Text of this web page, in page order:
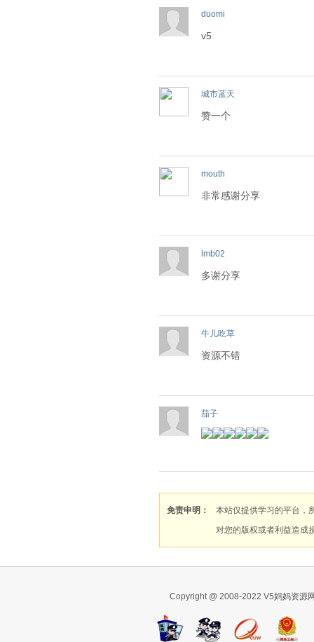
duomi
v5
城市蓝天
赞一个
mouth
非常感谢分享
lmb02
多谢分享
牛儿吃草
资源不错
茄子
免责申明：
本站仅提供学习的平台，
对您的版权或者利益造成
Copyright @ 2008-2022 V5妈妈资源